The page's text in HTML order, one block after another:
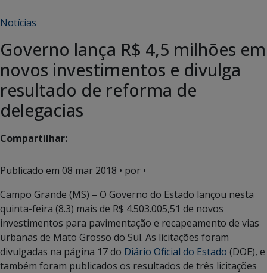
Notícias
Governo lança R$ 4,5 milhões em
novos investimentos e divulga
resultado de reforma de
delegacias
Compartilhar:
Publicado em 08 mar 2018 • por •
Campo Grande (MS) – O Governo do Estado lançou nesta
quinta-feira (8.3) mais de R$ 4.503.005,51 de novos
investimentos para pavimentação e recapeamento de vias
urbanas de Mato Grosso do Sul. As licitações foram
divulgadas na página 17 do Diário Oficial do Estado (DOE), e
também foram publicados os resultados de três licitações